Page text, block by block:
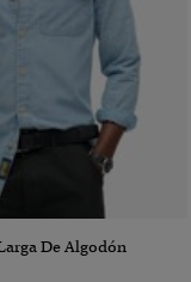
De Algodón